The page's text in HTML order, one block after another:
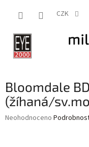
CZK
Bloomdale
(žíhaná/
Průměrné
Neohodnoceno